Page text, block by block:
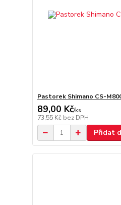
Pastorek Shimano CS-
89,00 Kč/ks
73,55 Kč bez DPH
Přidat